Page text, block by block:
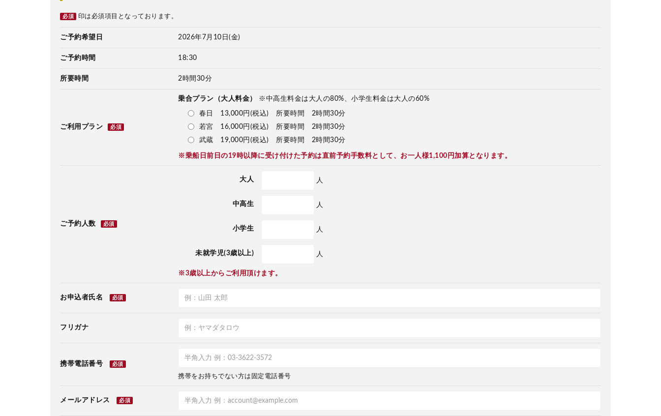
必須 印は必須項目となっております。
ご予約希望日 2026年7月10日(金)
ご予約時間 18:30
所要時間 2時間30分
ご利用プラン 必須
乗合プラン（大人料金） ※中高生料金は大人の80%、小学生料金は大人の60%
春日 13,000円(税込) 所要時間 2時間30分
若宮 16,000円(税込) 所要時間 2時間30分
武蔵 19,000円(税込) 所要時間 2時間30分
※乗船日前日の19時以降に受け付けた予約は直前予約手数料として、お一人様1,100円加算となります。
ご予約人数 必須
大人 人
中高生 人
小学生 人
未就学児(3歳以上) 人
※3歳以上からご利用頂けます。
お申込者氏名 必須
フリガナ
携帯電話番号 必須
携帯をお持ちでない方は固定電話番号
メールアドレス 必須